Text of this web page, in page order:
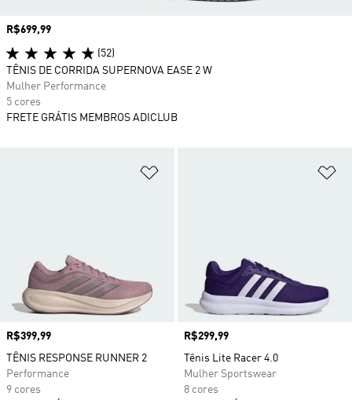
Preço
R$399,99
TÊNIS RESPONSE RUNNER 2
Performance
9 cores
Preço
R$299,99
Tênis Lite Racer 4.0
Mulher Sportswear
8 cores
Preço
R$699,99
(52)
TÊNIS DE CORRIDA SUPERNOVA EASE 2 W
Mulher Performance
5 cores
FRETE GRÁTIS MEMBROS ADICLUB